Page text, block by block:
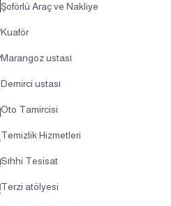
Şoförlü Araç ve Nakliye
Kuaför
Marangoz ustası
Demirci ustası
Oto Tamircisi
Temizlik Hizmetleri
Sıhhi Tesisat
Terzi atölyesi